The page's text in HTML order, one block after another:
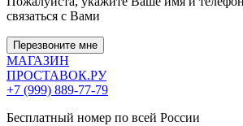
связаться с Вами
Перезвоните мне
МАГАЗИН
ПРОСТАВОК.РУ
+7 (999) 889-77-79
Бесплатный номер по всей России